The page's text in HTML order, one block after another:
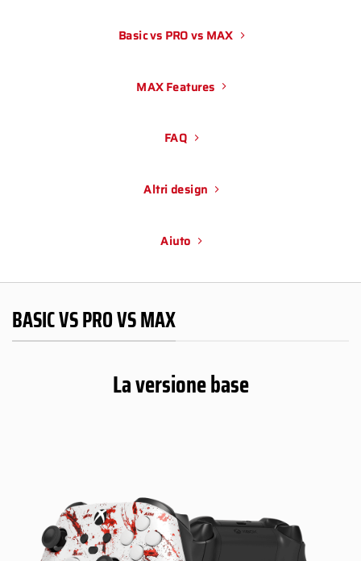
Basic vs PRO vs MAX
MAX Features
FAQ
Altri design
Aiuto
BASIC VS PRO VS MAX
La versione base